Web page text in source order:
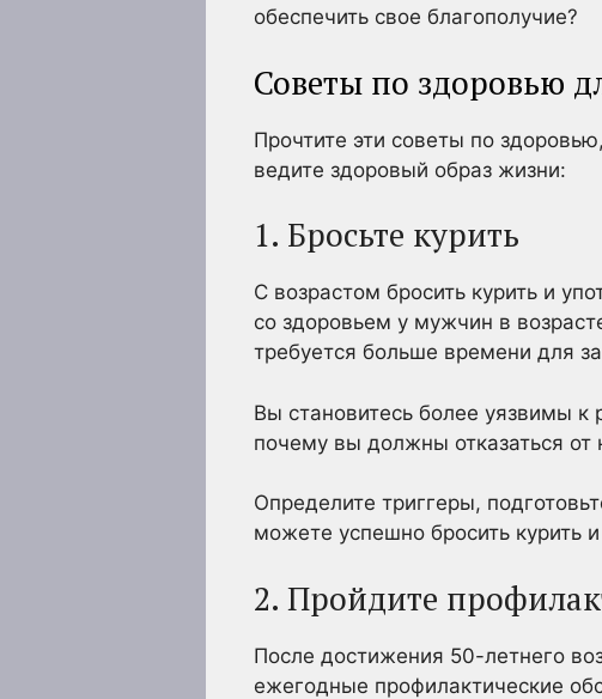
обеспечить свое благополучие?
Советы по здоровью
Прочтите эти советы по
ведите здоровый образ жизни:
1. Бросьте курить
С возрастом бросить курить и
со здоровьем у мужчин в
требуется больше времени для
Вы становитесь более уязвимы к
почему вы должны отказаться от
Определите триггеры,
можете успешно бросить курить
2. Пройдите
После достижения 50-летнего
ежегодные профилактические